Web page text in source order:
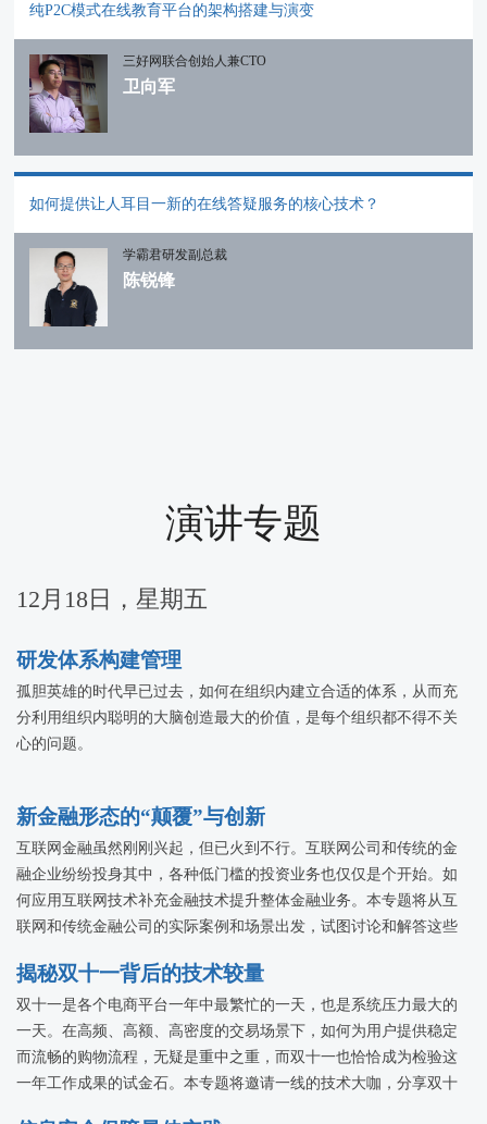
纯P2C模式在线教育平台的架构搭建与演变
三好网联合创始人兼CTO
卫向军
如何提供让人耳目一新的在线答疑服务的核心技术？
学霸君研发副总裁
陈锐锋
演讲专题
12月18日，星期五
研发体系构建管理
孤胆英雄的时代早已过去，如何在组织内建立合适的体系，从而充
分利用组织内聪明的大脑创造最大的价值，是每个组织都不得不关
心的问题。
新金融形态的“颠覆”与创新
互联网金融虽然刚刚兴起，但已火到不行。互联网公司和传统的金
融企业纷纷投身其中，各种低门槛的投资业务也仅仅是个开始。如
何应用互联网技术补充金融技术提升整体金融业务。本专题将从互
联网和传统金融公司的实际案例和场景出发，试图讨论和解答这些
揭秘双十一背后的技术较量
双十一是各个电商平台一年中最繁忙的一天，也是系统压力最大的
一天。在高频、高额、高密度的交易场景下，如何为用户提供稳定
而流畅的购物流程，无疑是重中之重，而双十一也恰恰成为检验这
一年工作成果的试金石。本专题将邀请一线的技术大咖，分享双十